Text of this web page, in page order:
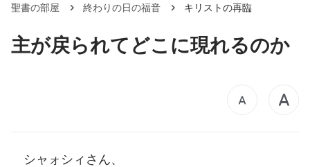
聖書の部屋 終わりの日の福音 キリストの再臨
主が戻られてどこに現れるのか
シャォシィさん、